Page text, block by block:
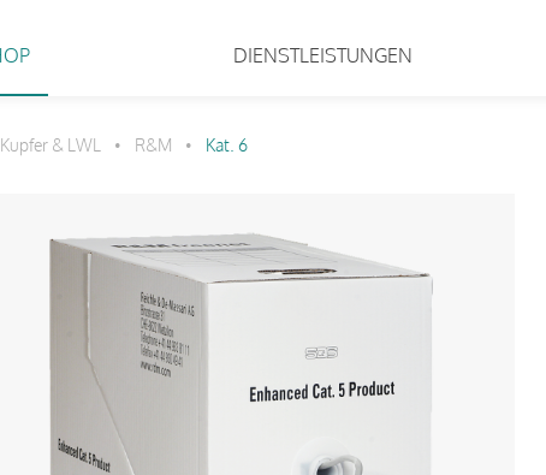
DIENSTLEISTUNGEN
& LWL • R&M • Kat. 6